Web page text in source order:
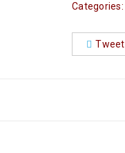
Categories:
Tweet